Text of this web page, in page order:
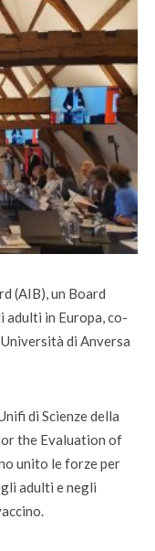
(AIB), un Board
adulti in Europa, co-
di Anversa
di Scienze della
the Evaluation of
unito le forze per
adulti e negli